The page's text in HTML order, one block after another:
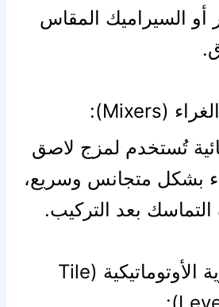
أو السيراميك المقاس
تُستخدم لمزج لاصق
بشكل متجانس وسريع،
بعد التركيب.
6. أدوات التسوية الأوتوماتيكية (Tile